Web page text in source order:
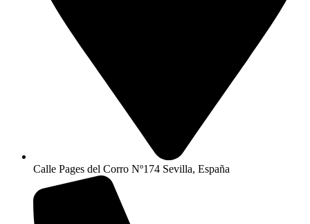
Calle Pages del Corro Nº174 Sevilla, España